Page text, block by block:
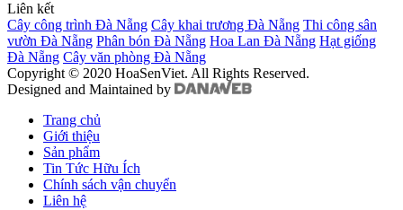
Liên kết
Cây công trình Đà Nẵng Cây khai trương Đà Nẵng Thi công sân
vườn Đà Nẵng Phân bón Đà Nẵng Hoa Lan Đà Nẵng Hạt giống
Đà Nẵng Cây văn phòng Đà Nẵng
Copyright © 2020 HoaSenViet. All Rights Reserved.
Designed and Maintained by
Trang chủ
Giới thiệu
Sản phẩm
Tin Tức Hữu Ích
Chính sách vận chuyển
Liên hệ